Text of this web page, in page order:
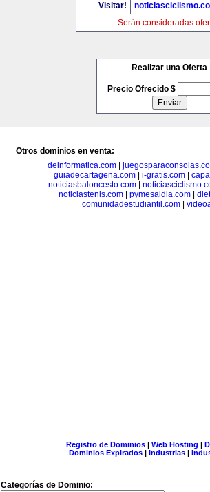
Visitar!
Serán consideradas
Realizar una Oferta
Precio Ofrecido $
Otros dominios en venta:
deinformatica.com
guiadecartagena.com| i-gratis.com|
noticiasbaloncesto.com
noticiastenis.com
pymesaldia.com
comunidadestudiantil.com
Registro de Dominios| Web Hosting |
Dominios Expirados | Industrias |
Categorías de Dominio: